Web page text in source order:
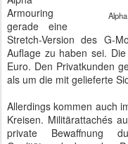
Armouring
gerade eine
Stretch-Version des G-
Auflage zu haben sei.
Euro. Den Privatkunden
als um die mit gelieferte
Allerdings kommen auch
Kreisen. Militärattachés
private Bewaffnung